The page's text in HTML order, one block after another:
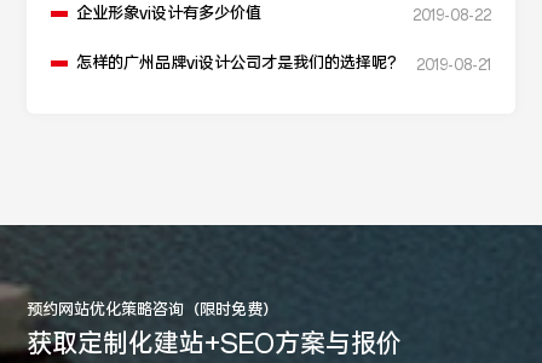
企业形象vi设计有多少价值 2019-08-22
怎样的广州品牌vi设计公司才是我们的选择呢? 2019-08-21
预约网站优化策略咨询（限时免费）
获取定制化建站+SEO方案与报价